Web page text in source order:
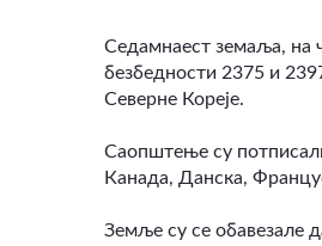
Седамнаест земаља, на
безбедности 2375 и
Северне Кореје.
Саопштење су
Канада, Данска,
Земље су се обавезале